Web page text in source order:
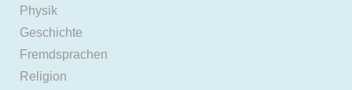
Physik
Geschichte
Fremdsprachen
Religion